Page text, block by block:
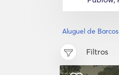
Aluguel de Barcos
Filtros